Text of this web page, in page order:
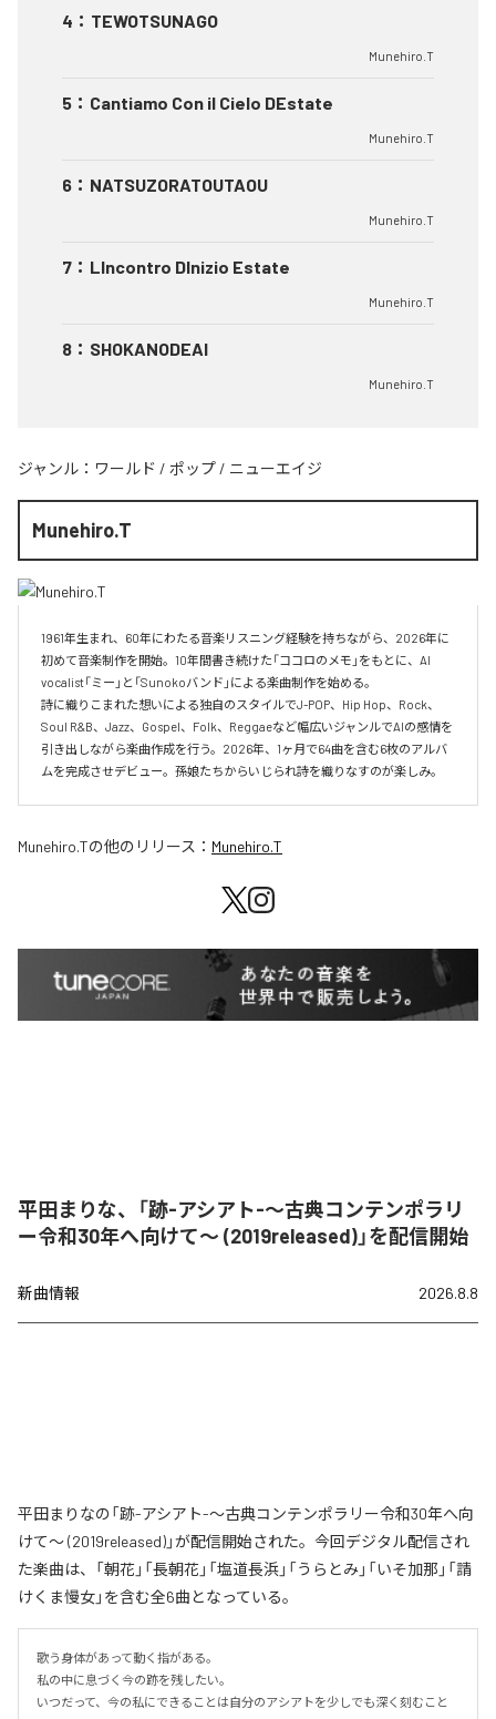
4 ： TEWOTSUNAGO
Munehiro.T
5 ： Cantiamo Con il Cielo DEstate
Munehiro.T
6 ： NATSUZORATOUTAOU
Munehiro.T
7 ： LIncontro DInizio Estate
Munehiro.T
8 ： SHOKANODEAI
Munehiro.T
ジャンル： ワールド / ポップ / ニューエイジ
Munehiro.T
1961年生まれ、60年にわたる音楽リスニング経験を持ちながら、2026年に
初めて音楽制作を開始。10年間書き続けた「ココロのメモ」をもとに、AI
vocalist「ミー」と「Sunokoバンド」による楽曲制作を始める。
詩に織りこまれた想いによる独自のスタイルでJ-POP、Hip Hop、Rock、
Soul R&B、Jazz、Gospel、Folk、Reggaeなど幅広いジャンルでAIの感情を
引き出しながら楽曲作成を行う。2026年、1ヶ月で64曲を含む6枚のアルバ
ムを完成させデビュー。孫娘たちからいじられ詩を織りなすのが楽しみ。
Munehiro.Tの他のリリース： Munehiro.T
平田まりな、「跡-アシアト-〜古典コンテンポラリ
ー令和30年へ向けて〜 (2019released)」を配信開始
新曲情報 2026.8.8
平田まりなの「跡-アシアト-〜古典コンテンポラリー令和30年へ向
けて〜 (2019released)」が配信開始された。今回デジタル配信され
た楽曲は、「朝花」「長朝花」「塩道長浜」「うらとみ」「いそ加那」「請
けくま慢女」を含む全6曲となっている。
歌う身体があって動く指がある。
私の中に息づく今の跡を残したい。
いつだって、今の私にできることは自分のアシアトを少しでも深く刻むこと